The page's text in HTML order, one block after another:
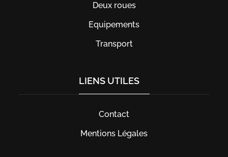
Deux roues
Equipements
Transport
LIENS UTILES
Contact
Mentions Légales